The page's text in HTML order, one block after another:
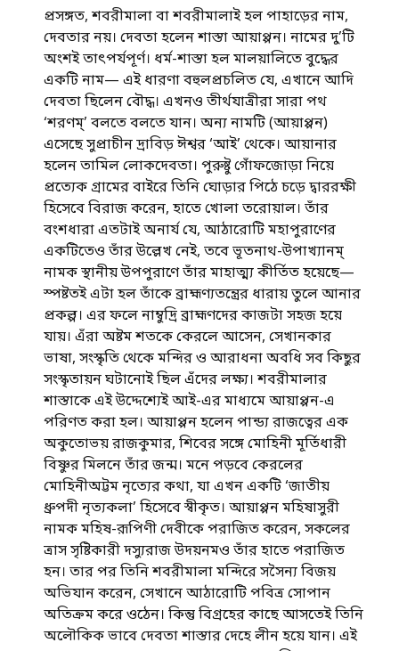
প্রসঙ্গত, শবরীমালা বা শবরীমালাই হল পাহাড়ের নাম,
দেবতার নয়। দেবতা হলেন শাস্তা আয়াপ্পন। নামের দু’টি
অংশই তাৎপর্যপূর্ণ। ধর্ম-শাস্তা হল মালয়ালিতে বুদ্ধের
একটি নাম— এই ধারণা বহুলপ্রচলিত যে, এখানে আদি
দেবতা ছিলেন বৌদ্ধ। এখনও তীর্থযাত্রীরা সারা পথ
‘শরণম্’ বলতে বলতে যান। অন্য নামটি (আয়াপ্পন)
এসেছে সুপ্রাচীন দ্রাবিড় ঈশ্বর ‘আই’ থেকে। আয়ানার
হলেন তামিল লোকদেবতা। পুরুষ্টু গোঁফজোড়া নিয়ে
প্রত্যেক গ্রামের বাইরে তিনি ঘোড়ার পিঠে চড়ে দ্বাররক্ষী
হিসেবে বিরাজ করেন, হাতে খোলা তরোয়াল। তাঁর
বংশধারা এতটাই অনার্য যে, আঠারোটি মহাপুরাণের
একটিতেও তাঁর উল্লেখ নেই, তবে ভূতনাথ-উপাখ্যানম্
নামক স্থানীয় উপপুরাণে তাঁর মাহাত্ম্য কীর্তিত হয়েছে—
স্পষ্টতই এটা হল তাঁকে ব্রাহ্মণ্যতন্ত্রের ধারায় তুলে আনার
প্রকল্প। এর ফলে নাম্বুদ্রি ব্রাহ্মণদের কাজটা সহজ হয়ে
যায়। এঁরা অষ্টম শতকে কেরলে আসেন, সেখানকার
ভাষা, সংস্কৃতি থেকে মন্দির ও আরাধনা অবধি সব কিছুর
সংস্কৃতায়ন ঘটানোই ছিল এঁদের লক্ষ্য। শবরীমালার
শাস্তাকে এই উদ্দেশ্যেই আই-এর মাধ্যমে আয়াপ্পন-এ
পরিণত করা হল। আয়াপ্পন হলেন পান্ড্য রাজত্বের এক
অকুতোভয় রাজকুমার, শিবের সঙ্গে মোহিনী মূর্তিধারী
বিষ্ণুর মিলনে তাঁর জন্ম। মনে পড়বে কেরলের
মোহিনীঅট্টম নৃত্যের কথা, যা এখন একটি ‘জাতীয়
ধ্রুপদী নৃত্যকলা’ হিসেবে স্বীকৃত। আয়াপ্পন মহিষাসুরী
নামক মহিষ-রূপিণী দেবীকে পরাজিত করেন, সকলের
ত্রাস সৃষ্টিকারী দস্যুরাজ উদয়নমও তাঁর হাতে পরাজিত
হন। তার পর তিনি শবরীমালা মন্দিরে সসৈন্য বিজয়
অভিযান করেন, সেখানে আঠারোটি পবিত্র সোপান
অতিক্রম করে ওঠেন। কিন্তু বিগ্রহের কাছে আসতেই তিনি
অলৌকিক ভাবে দেবতা শাস্তার দেহে লীন হয়ে যান। এই